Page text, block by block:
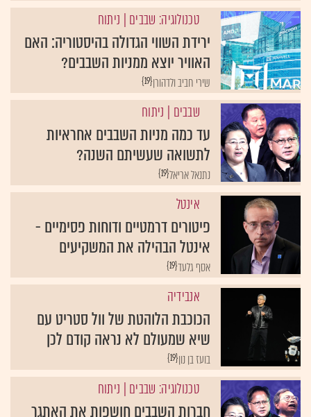
טכנולוגיה: שבבים | ניתוח
ירידת השווי הגדולה בהיסטוריה: האם
האוויר יוצא ממניות השבבים?
{19}שירי חביב ולדהורן
שבבים | ניתוח
עד כמה מניות השבבים אחראיות
לתשואה שעשיתם השנה?
{19}נתנאל אריאל
אינטל
פיטורים דרמטיים ודוחות פסימיים -
אינטל הבהילה את המשקיעים
{19}אסף גלעד
אנבידיה
הכוכבת הלוהטת של וול סטריט עם
שיא שמעולם לא נראה קודם לכן
{19}בועז בן נון
טכנולוגיה: שבבים | ניתוח
חברות השבבים חושפות את האתגר